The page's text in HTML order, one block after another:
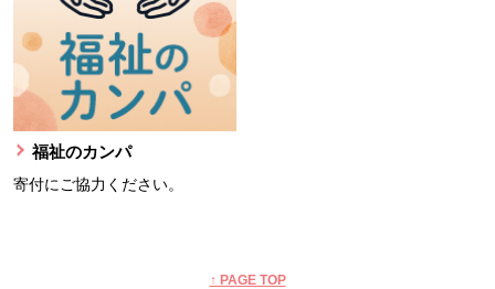
福祉のカンパ
寄付にご協力ください。
↑ PAGE TOP